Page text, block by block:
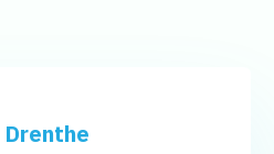
Drenthe